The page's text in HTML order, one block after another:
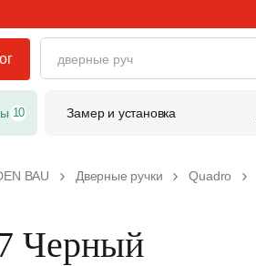
10 Замер и установка
BAU Дверные ручки Quadro
Черный